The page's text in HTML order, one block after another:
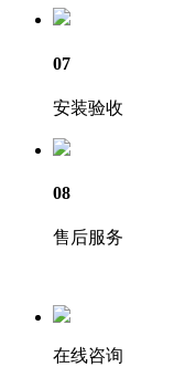
07
安装验收
08
售后服务
在线咨询